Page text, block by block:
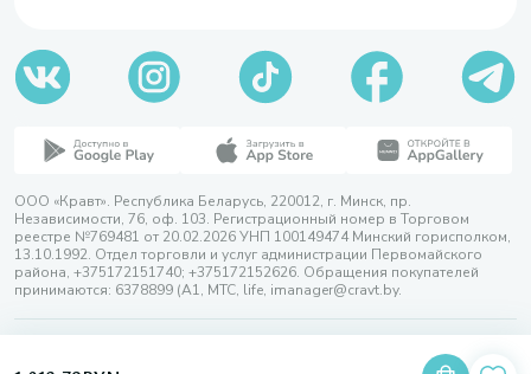
ООО «Кравт». Республика Беларусь, 220012, г. Минск, пр.
Независимости, 76, оф. 103. Регистрационный номер в Торговом
реестре №769481 от 20.02.2026 УНП 100149474 Минский горисполком,
13.10.1992. Отдел торговли и услуг администрации Первомайского
района, +375172151740; +375172152626. Обращения покупателей
принимаются: 6378899 (А1, МТС, life, imanager@cravt.by.